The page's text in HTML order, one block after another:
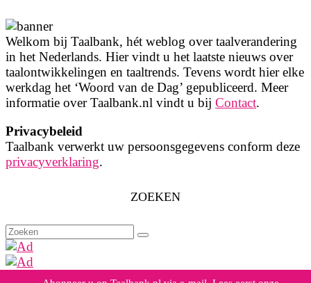
Welkom bij Taalbank, hét weblog over taalverandering
in het Nederlands. Hier vindt u het laatste nieuws over
taalontwikkelingen en taaltrends. Tevens wordt hier elke
werkdag het ‘Woord van de Dag’ gepubliceerd. Meer
informatie over Taalbank.nl vindt u bij Contact.
Privacybeleid
Taalbank verwerkt uw persoonsgegevens conform deze
privacyverklaring.
ZOEKEN
Zoeken
naar: